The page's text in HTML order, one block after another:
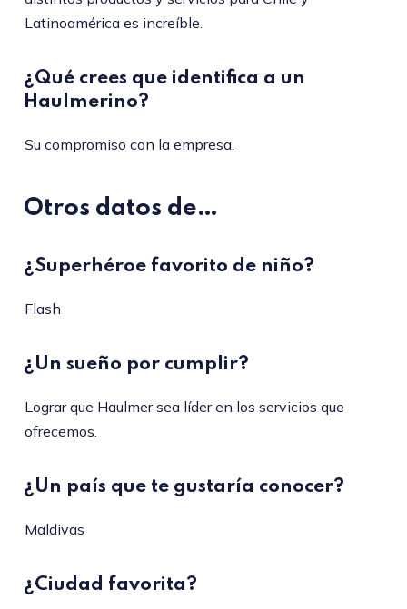
Latinoamérica es increíble.
¿Qué crees que identifica a un
Haulmerino?
Su compromiso con la empresa.
Otros datos de…
¿Superhéroe favorito de niño?
Flash
¿Un sueño por cumplir?
Lograr que Haulmer sea líder en los servicios que
ofrecemos.
¿Un país que te gustaría conocer?
Maldivas
¿Ciudad favorita?